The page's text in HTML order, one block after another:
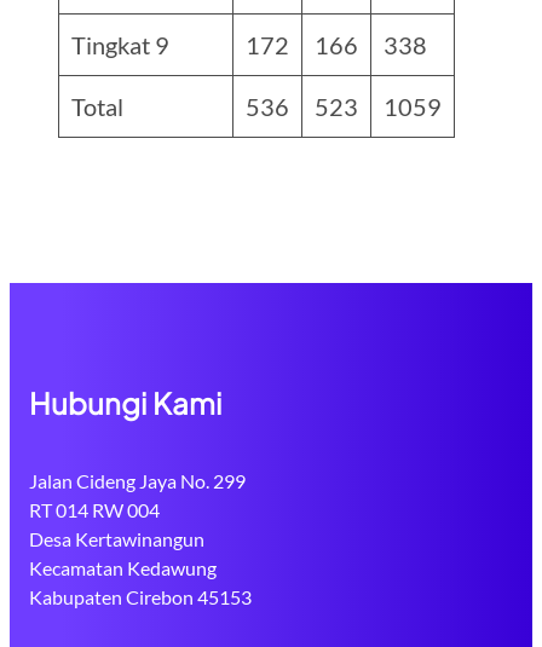
Tingkat 9 172 166 338
Total 536 523 1059
Hubungi Kami
Jalan Cideng Jaya No. 299
RT 014 RW 004
Desa Kertawinangun
Kecamatan Kedawung
Kabupaten Cirebon 45153